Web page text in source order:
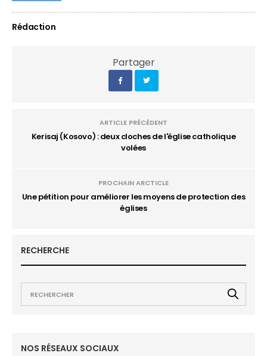
Rédaction
Partager
ARTICLE PRÉCÉDENT
Kerisaj (Kosovo) : deux cloches de l'église catholique
volées
PROCHAIN ARCTICLE
Une pétition pour améliorer les moyens de protection des
églises
RECHERCHE
NOS RÉSEAUX SOCIAUX